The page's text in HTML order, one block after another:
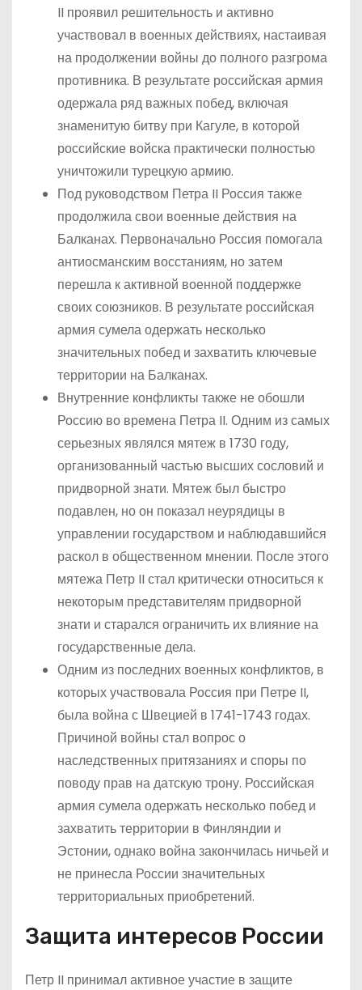
II проявил решительность и активно
участвовал в военных действиях, настаивая
на продолжении войны до полного разгрома
противника. В результате российская армия
одержала ряд важных побед, включая
знаменитую битву при Кагуле, в которой
российские войска практически полностью
уничтожили турецкую армию.
Под руководством Петра II Россия также
продолжила свои военные действия на
Балканах. Первоначально Россия помогала
антиосманским восстаниям, но затем
перешла к активной военной поддержке
своих союзников. В результате российская
армия сумела одержать несколько
значительных побед и захватить ключевые
территории на Балканах.
Внутренние конфликты также не обошли
Россию во времена Петра II. Одним из самых
серьезных являлся мятеж в 1730 году,
организованный частью высших сословий и
придворной знати. Мятеж был быстро
подавлен, но он показал неурядицы в
управлении государством и наблюдавшийся
раскол в общественном мнении. После этого
мятежа Петр II стал критически относиться к
некоторым представителям придворной
знати и старался ограничить их влияние на
государственные дела.
Одним из последних военных конфликтов, в
которых участвовала Россия при Петре II,
была война с Швецией в 1741-1743 годах.
Причиной войны стал вопрос о
наследственных притязаниях и споры по
поводу прав на датскую трону. Российская
армия сумела одержать несколько побед и
захватить территории в Финляндии и
Эстонии, однако война закончилась ничьей и
не принесла России значительных
территориальных приобретений.
Защита интересов России
Петр II принимал активное участие в защите